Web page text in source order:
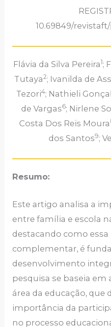
10.69849/revistaft/
Flávia da Silva Pereira1;
Tutaya2; Ivanilda de
Tezori4; Nathieli
de Vargas6; Nirlene
Costa Dos Reis Moura
dos Santos9;
Resumo:
Este artigo analisa a
entre família e escola
destacando como essa
complementar, é
desenvolvimento
pesquisa se baseia
área da educação, que
importância da
no processo